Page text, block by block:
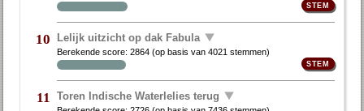
10 Lelijk uitzicht op dak Fabula
Berekende score:2864 (op basis van4021 stemmen)
11 Toren Indische Waterlelies terug